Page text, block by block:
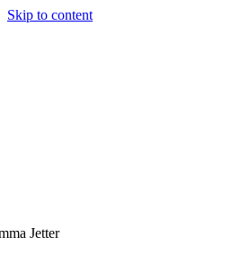
Skip to content
Jetter